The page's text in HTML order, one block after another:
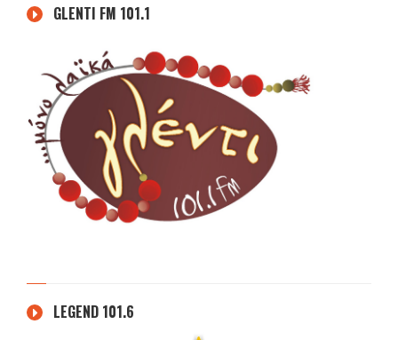
GLENTI FM 101.1
LEGEND 101.6